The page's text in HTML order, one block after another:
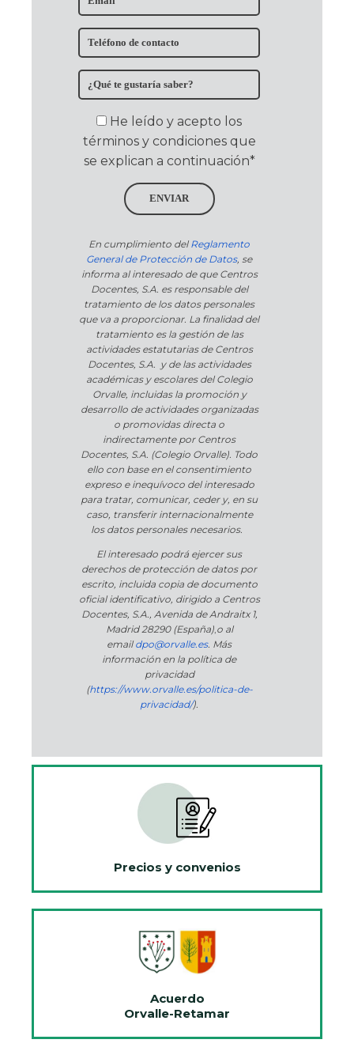
He leído y acepto los
términos y condiciones que
se explican a continuación*
ENVIAR
En cumplimiento delReglamento
General de Protección de Datos, se
informa al interesado de que Centros
Docentes, S.A. es responsable del
tratamiento de los datos personales
que va a proporcionar. La finalidad del
tratamiento es la gestión de las
actividades estatutarias de Centros
Docentes, S.A. y de las actividades
académicas y escolares del Colegio
Orvalle, incluidas la promoción y
desarrollo de actividades organizadas
o promovidas directa o
indirectamente por Centros
Docentes, S.A. (Colegio Orvalle). Todo
ello con base en el consentimiento
expreso e inequívoco del interesado
para tratar, comunicar, ceder y, en su
caso, transferir internacionalmente
los datos personales necesarios.
El interesado podrá ejercer sus
derechos de protección de datos por
escrito, incluida copia de documento
oficial identificativo, dirigido a Centros
Docentes, S.A., Avenida de Andraitx 1,
Madrid 28290 (España),o al
emaildpo@orvalle.es. Más
información en la política de
privacidad
(https://www.orvalle.es/politica-de-
privacidad/).
Precios y convenios
Acuerdo
Orvalle-Retamar